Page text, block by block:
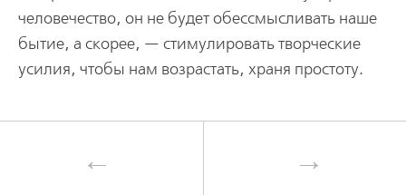
человечество, он не будет обессмысливать наше
бытие, а скорее, — стимулировать творческие
усилия, чтобы нам возрастать, храня простоту.